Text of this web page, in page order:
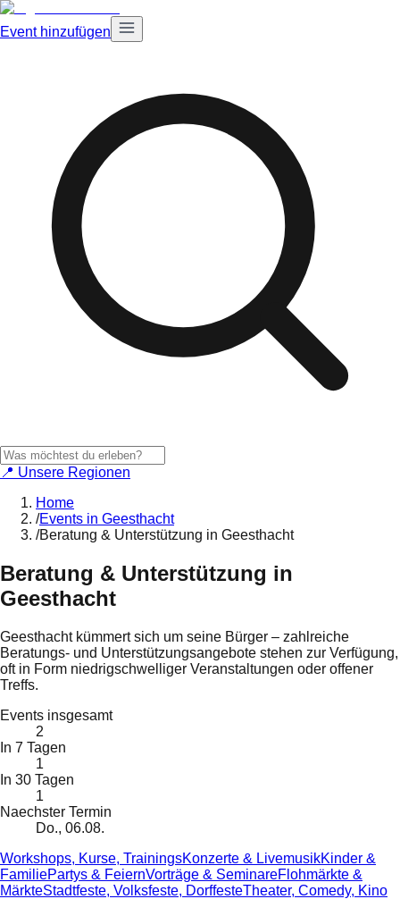
Event hinzufügen
📍 Unsere Regionen
Home
/Events in Geesthacht
/Beratung & Unterstützung in Geesthacht
Beratung & Unterstützung in
Geesthacht
Geesthacht kümmert sich um seine Bürger – zahlreiche
Beratungs- und Unterstützungsangebote stehen zur Verfügung,
oft in Form niedrigschwelliger Veranstaltungen oder offener
Treffs.
Events insgesamt
2
In 7 Tagen
1
In 30 Tagen
1
Naechster Termin
Do., 06.08.
Workshops, Kurse, TrainingsKonzerte & LivemusikKinder &
FamiliePartys & FeiernVorträge & SeminareFlohmärkte &
MärkteStadtfeste, Volksfeste, DorffesteTheater, Comedy, Kino